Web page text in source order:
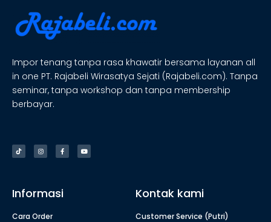
Impor tenang tanpa rasa khawatir bersama layanan all
in one PT. Rajabeli Wirasatya Sejati (Rajabeli.com). Tanpa
seminar, tanpa workshop dan tanpa membership
berbayar.
Informasi
Cara Order
Kontak kami
Customer Service (Putri)